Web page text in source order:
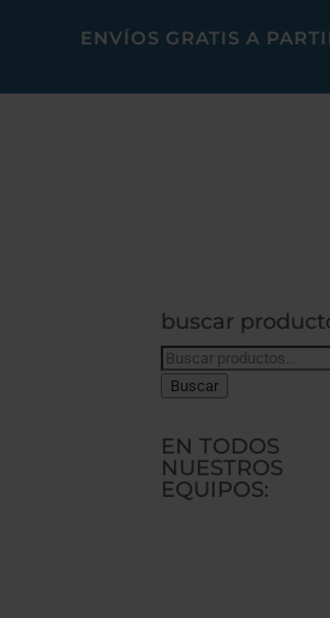
ENVÍOS GRATIS A
buscar
Buscar
por:
Buscar
EN TODOS
NUESTROS
EQUIPOS: